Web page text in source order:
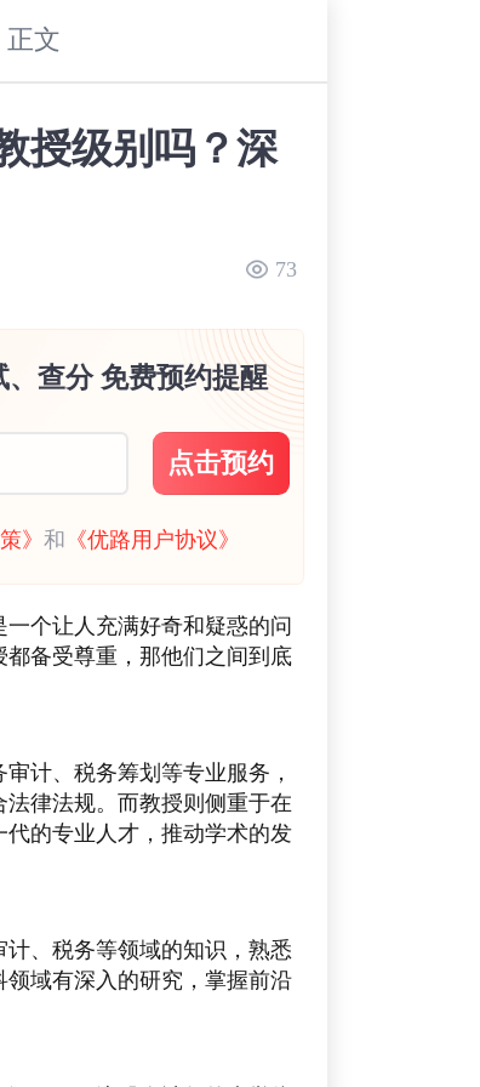
正文
授级别吗？深
73
查分 免费预约提醒
点击预约
》和 《优路用户协议》
个让人充满好奇和疑惑的问
备受尊重，那他们之间到底
计、税务筹划等专业服务，
律法规。而教授则侧重于在
的专业人才，推动学术的发
、税务等领域的知识，熟悉
域有深入的研究，掌握前沿